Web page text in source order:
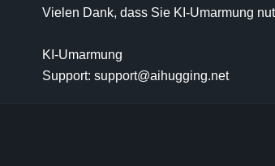
Vielen Dank, dass Sie KI-Umarmung
KI-Umarmung
Support: support@aihugging.net